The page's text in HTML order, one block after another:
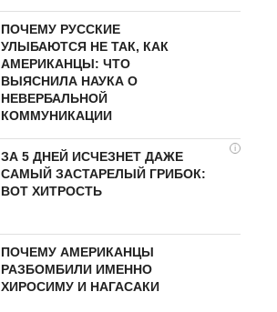
ПОЧЕМУ РУССКИЕ
УЛЫБАЮТСЯ НЕ ТАК, КАК
АМЕРИКАНЦЫ: ЧТО
ВЫЯСНИЛА НАУКА О
НЕВЕРБАЛЬНОЙ
КОММУНИКАЦИИ
i
ЗА 5 ДНЕЙ ИСЧЕЗНЕТ ДАЖЕ
САМЫЙ ЗАСТАРЕЛЫЙ ГРИБОК:
ВОТ ХИТРОСТЬ
ПОЧЕМУ АМЕРИКАНЦЫ
РАЗБОМБИЛИ ИМЕННО
ХИРОСИМУ И НАГАСАКИ